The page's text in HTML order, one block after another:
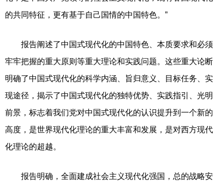
的共同特征，更有基于自己国情的中国特色。”
报告阐述了中国式现代化的中国特色、本质要求和必须
牢牢把握的重大原则等重大理论和实践问题。这些重大论断
明确了中国式现代化的科学内涵、旨归意义、目标任务、实
现途径，揭示了中国式现代化的独特优势、实践指引、光明
前景，标志着我们党对中国式现代化的认识提升到一个新的
高度，是世界现代化理论的重大丰富和发展，是对西方现代
化理论的超越。
报告明确，全面建成社会主义现代化强国，总的战略安